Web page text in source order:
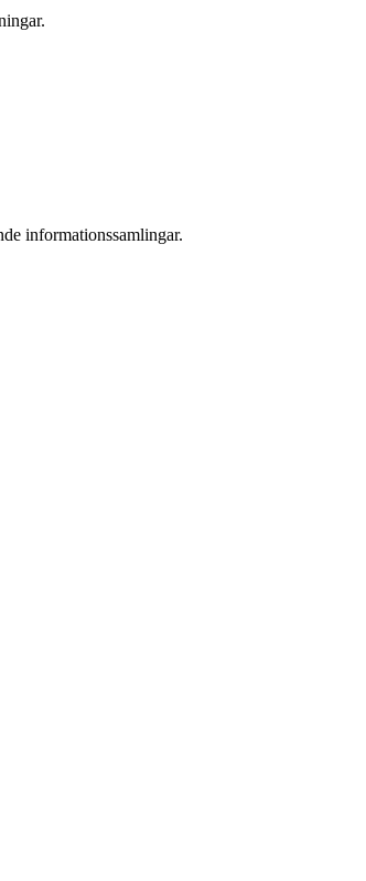
informationssamlingar.